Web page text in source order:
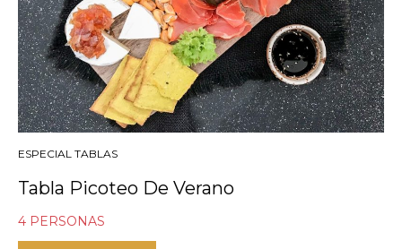
ESPECIAL TABLAS
Tabla Picoteo De Verano
4 PERSONAS